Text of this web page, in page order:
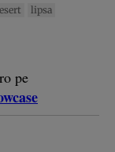
lipsa
pe